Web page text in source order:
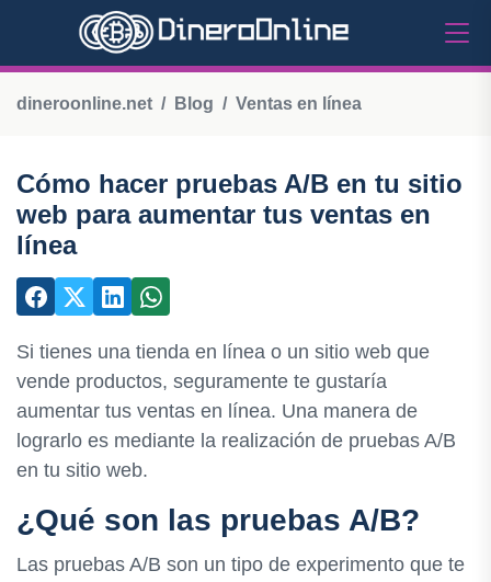
dineroonline.net Blog Ventas en línea
Cómo hacer pruebas A/B en tu sitio
web para aumentar tus ventas en
línea
Si tienes una tienda en línea o un sitio web que
vende productos, seguramente te gustaría
aumentar tus ventas en línea. Una manera de
lograrlo es mediante la realización de pruebas A/B
en tu sitio web.
¿Qué son las pruebas A/B?
Las pruebas A/B son un tipo de experimento que te